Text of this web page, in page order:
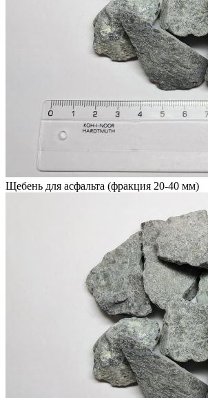
Щебень для асфальта (фракция 20-40 мм)